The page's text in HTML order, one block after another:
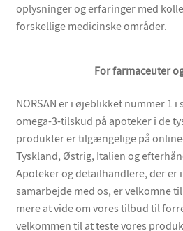
oplysninger og erfaringer med
forskellige medicinske områder.
For farmaceuter
NORSAN er i øjeblikket nummer 1
omega-3-tilskud på apoteker i de
produkter er tilgængelige på
Tyskland, Østrig, Italien og
Apoteker og detailhandlere, der er
samarbejde med os, er velkomne
mere at vide om vores tilbud til
velkommen til at teste vores